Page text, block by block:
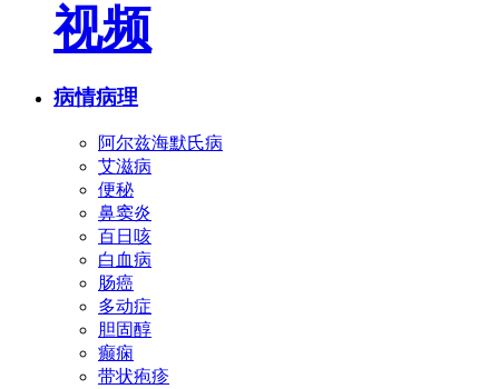
视频
病情病理
阿尔兹海默氏病
艾滋病
便秘
鼻窦炎
百日咳
白血病
肠癌
多动症
胆固醇
癫痫
带状疱疹